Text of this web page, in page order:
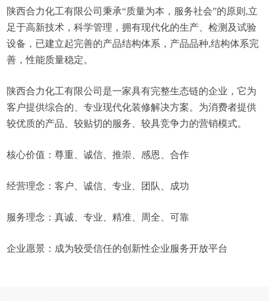
陕西合力化工有限公司秉承“质量为本，服务社会”的原则,立
足于高新技术，科学管理，拥有现代化的生产、检测及试验
设备，已建立起完善的产品结构体系，产品品种,结构体系完
善，性能质量稳定。
陕西合力化工有限公司是一家具有完整生态链的企业，它为
客户提供综合的、专业现代化装修解决方案。为消费者提供
较优质的产品、较贴切的服务、较具竞争力的营销模式。
核心价值：尊重、诚信、推崇、感恩、合作
经营理念：客户、诚信、专业、团队、成功
服务理念：真诚、专业、精准、周全、可靠
企业愿景：成为较受信任的创新性企业服务开放平台